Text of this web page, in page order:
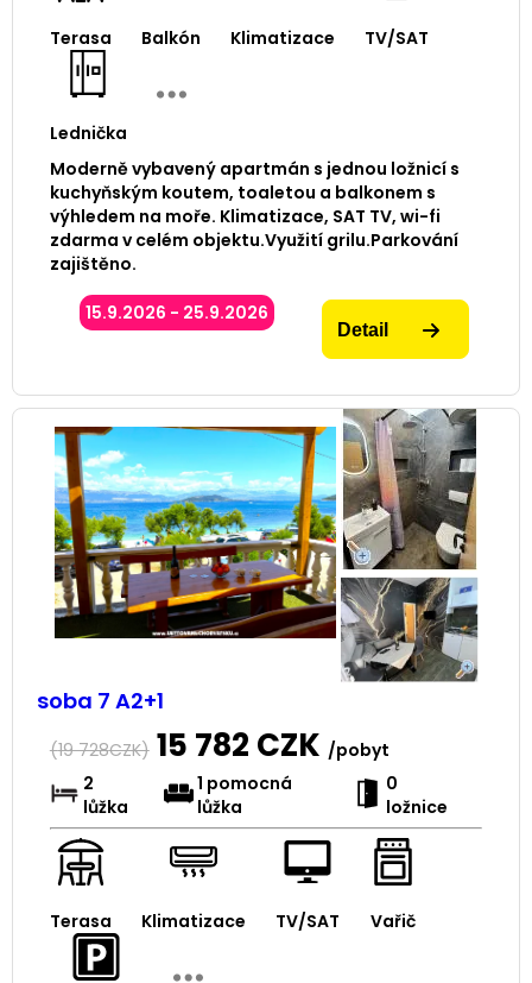
Terasa Balkón Klimatizace TV/SAT
Lednička
Moderně vybavený apartmán s jednou ložnicí s
kuchyňským koutem, toaletou a balkonem s
výhledem na moře. Klimatizace, SAT TV, wi-fi
zdarma v celém objektu.Využití grilu.Parkování
zajištěno.
15.9.2026 - 25.9.2026
Detail
soba 7 A2+1
(19 728CZK) 15 782 CZK /pobyt
2
lůžka
1 pomocná
lůžka
0
ložnice
Terasa Klimatizace TV/SAT Vařič